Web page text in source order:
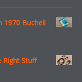
1970 Bucheli
Right Stuff